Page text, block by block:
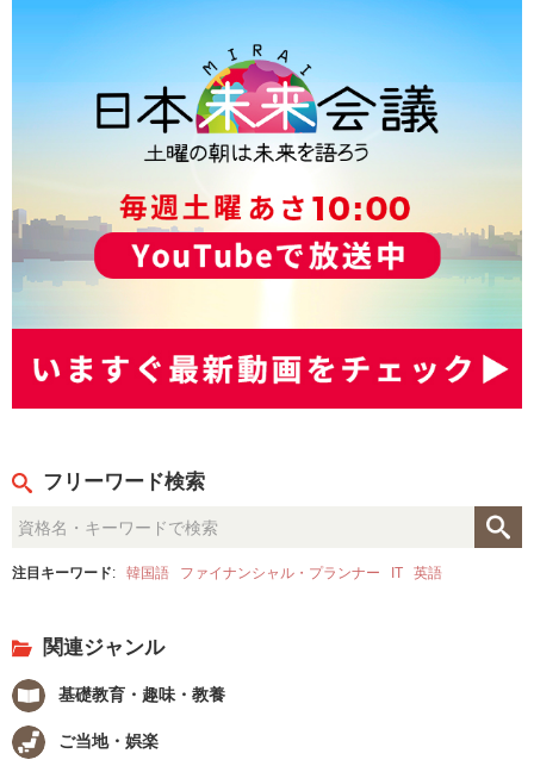
フリーワード検索
注目キーワード: 韓国語 ファイナンシャル・プランナー IT 英語
関連ジャンル
基礎教育・趣味・教養
ご当地・娯楽